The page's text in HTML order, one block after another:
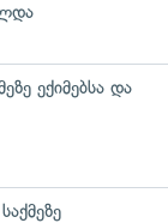
ექიმებსა და